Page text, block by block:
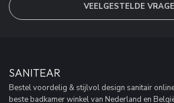
VEELGESTELDE
SANITEAR
Bestel voordelig & stijlvol design sanitair
beste badkamer winkel van Nederland en